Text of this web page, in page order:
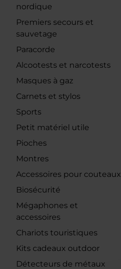
nordique
Premiers secours et
sauvetage
Paracorde
Alcootests et narcotests
Masques à gaz
Carnets et stylos
Sports
Petit matériel utile
Pioches
Montres
Accessoires pour couteaux
Biosécurité
Mégaphones et
accessoires
Chariots touristiques
Kits cadeaux outdoor
Détecteurs de métaux